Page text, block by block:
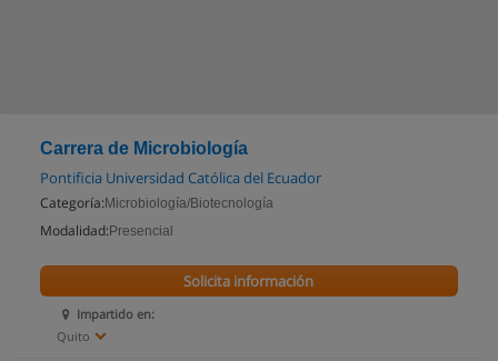
Carrera de Microbiología
Pontificia Universidad Católica del Ecuador
Categoría: Microbiología/Biotecnología
Modalidad: Presencial
Impartido en:
Quito
Solicita información